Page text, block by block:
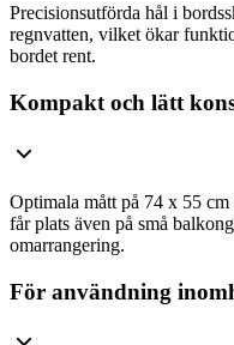
Precisionsutförda hål i
regnvatten, vilket ökar
bordet rent.
Kompakt och lätt
Optimala mått på 74 x 55
får plats även på små
omarrangering.
För användning